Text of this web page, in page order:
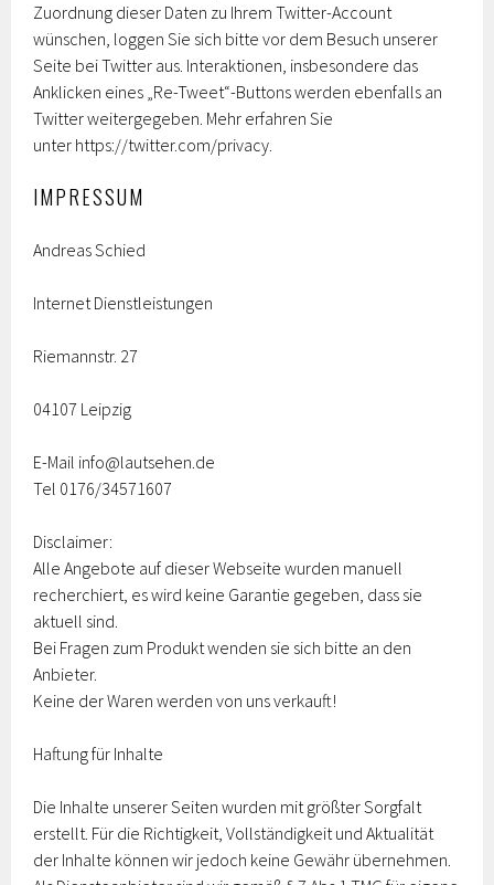
Zuordnung dieser Daten zu Ihrem Twitter-Account
wünschen, loggen Sie sich bitte vor dem Besuch unserer
Seite bei Twitter aus. Interaktionen, insbesondere das
Anklicken eines „Re-Tweet“-Buttons werden ebenfalls an
Twitter weitergegeben. Mehr erfahren Sie
unter https://twitter.com/privacy.
IMPRESSUM
Andreas Schied
Internet Dienstleistungen
Riemannstr. 27
04107 Leipzig
E-Mail info@lautsehen.de
Tel 0176/34571607
Disclaimer:
Alle Angebote auf dieser Webseite wurden manuell
recherchiert, es wird keine Garantie gegeben, dass sie
aktuell sind.
Bei Fragen zum Produkt wenden sie sich bitte an den
Anbieter.
Keine der Waren werden von uns verkauft!
Haftung für Inhalte
Die Inhalte unserer Seiten wurden mit größter Sorgfalt
erstellt. Für die Richtigkeit, Vollständigkeit und Aktualität
der Inhalte können wir jedoch keine Gewähr übernehmen.